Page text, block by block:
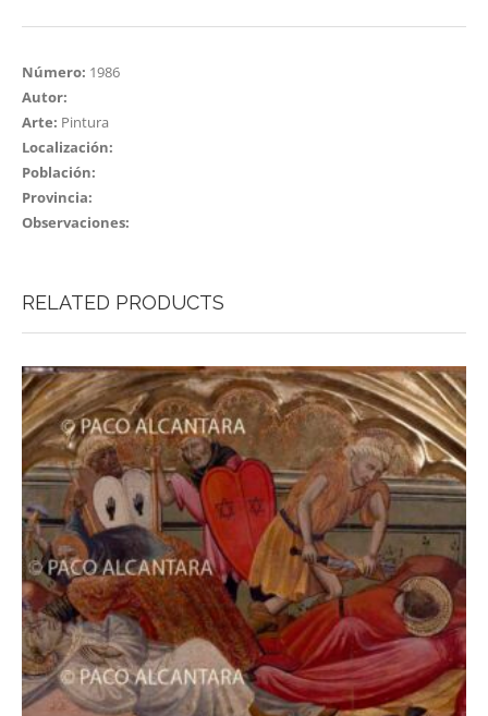
Número: 1986
Autor:
Arte: Pintura
Localización:
Población:
Provincia:
Observaciones:
RELATED PRODUCTS